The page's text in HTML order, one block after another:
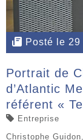
Posté le
Portrait de
d’Atlantic
référent «
Entreprise
Christophe